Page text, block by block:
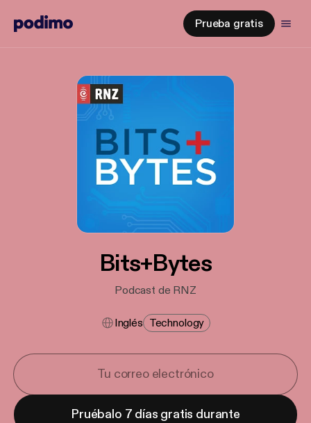
Prueba gratis
Bits+Bytes
Podcast de RNZ
Inglés Technology
Pruébalo 7 días gratis durante